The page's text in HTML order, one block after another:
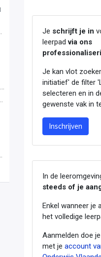
Je schrijft je in
leerpadvia ons
Je kan vlot
initiatief' de filter
selecteren en in
gewenste vak in
Inschrijven
In de
steeds of je
Enkel wanneer je
het volledige
Aanmelden doe
met je account